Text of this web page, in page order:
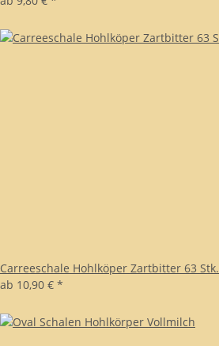
Carreeschale Hohlköper Zartbitter 63 Stk.
ab 10,90 € *